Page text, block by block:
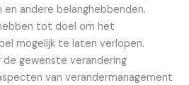
en andere belanghebbenden.
tot doel om het
mogelijk te laten verlopen.
de gewenste verandering
van verandermanagement